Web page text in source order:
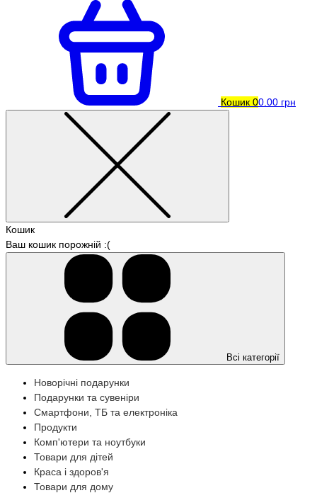
Кошик 00.00 грн
Кошик
Ваш кошик порожній :(
Всі категорії
Новорічні подарунки
Подарунки та сувеніри
Смартфони, ТБ та електроніка
Продукти
Комп'ютери та ноутбуки
Товари для дітей
Краса і здоров'я
Товари для дому